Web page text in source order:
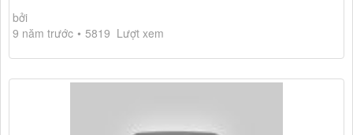
bởi
9 năm trước
5819 Lượt xem